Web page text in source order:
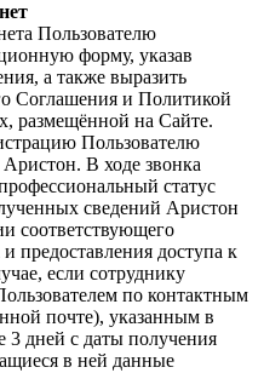
Пользователю
форму, указав
а также выразить
Соглашения и Политикой
размещённой на Сайте.
Пользователю
Аристон. В ходе звонка
статус
сведений Аристон
соответствующего
предоставления доступа к
если сотруднику
по контактным
почте), указанным в
3 дней с даты получения
в ней данные